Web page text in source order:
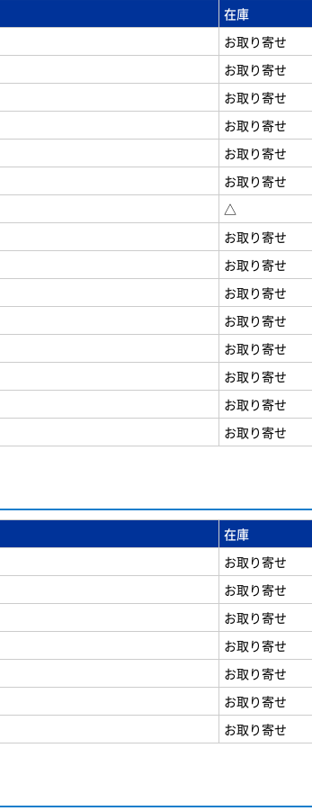
在庫
お取り寄せ
お取り寄せ
お取り寄せ
お取り寄せ
お取り寄せ
お取り寄せ
△
お取り寄せ
お取り寄せ
お取り寄せ
お取り寄せ
お取り寄せ
お取り寄せ
お取り寄せ
お取り寄せ
在庫
お取り寄せ
お取り寄せ
お取り寄せ
お取り寄せ
お取り寄せ
お取り寄せ
お取り寄せ